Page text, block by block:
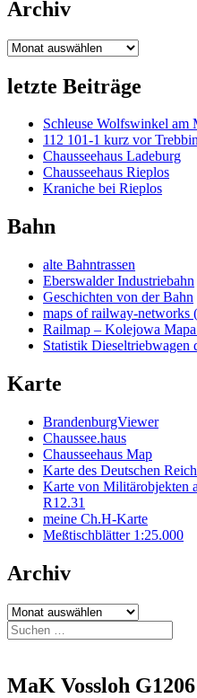
Archiv
Archiv
letzte Beiträge
Schleuse Wolfswinkel am
112 101-1 kurz vor
Chausseehaus Ladeburg
Chausseehaus Rieplos
Kraniche bei Rieplos
Bahn
alte Bahntrassen
Eberswalder Industriebahn
Geschichten von der Bahn
maps of railway-networks
Railmap – Kolejowa
Statistik Dieseltriebwagen
Karte
BrandenburgViewer
Chaussee.haus
Chausseehaus Map
Karte des Deutschen
Karte von Militärobjekten
R12.31
meine Ch.H-Karte
Meßtischblätter 1:25.000
Archiv
Archiv
Suchen
nach:
MaK Vossloh